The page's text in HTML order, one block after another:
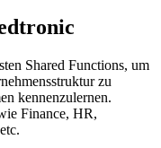
Shared Functions, um
zu
kennenzulernen.
Finance, HR,